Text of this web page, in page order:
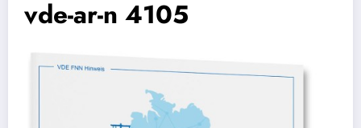
vde-ar-n 4105